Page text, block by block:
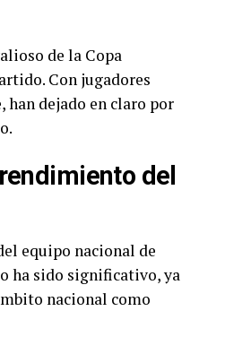
de la Copa
Con jugadores
dejado en claro por
del
equipo nacional de
ha sido significativo, ya
nacional como